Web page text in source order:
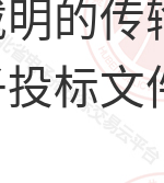
的
标文